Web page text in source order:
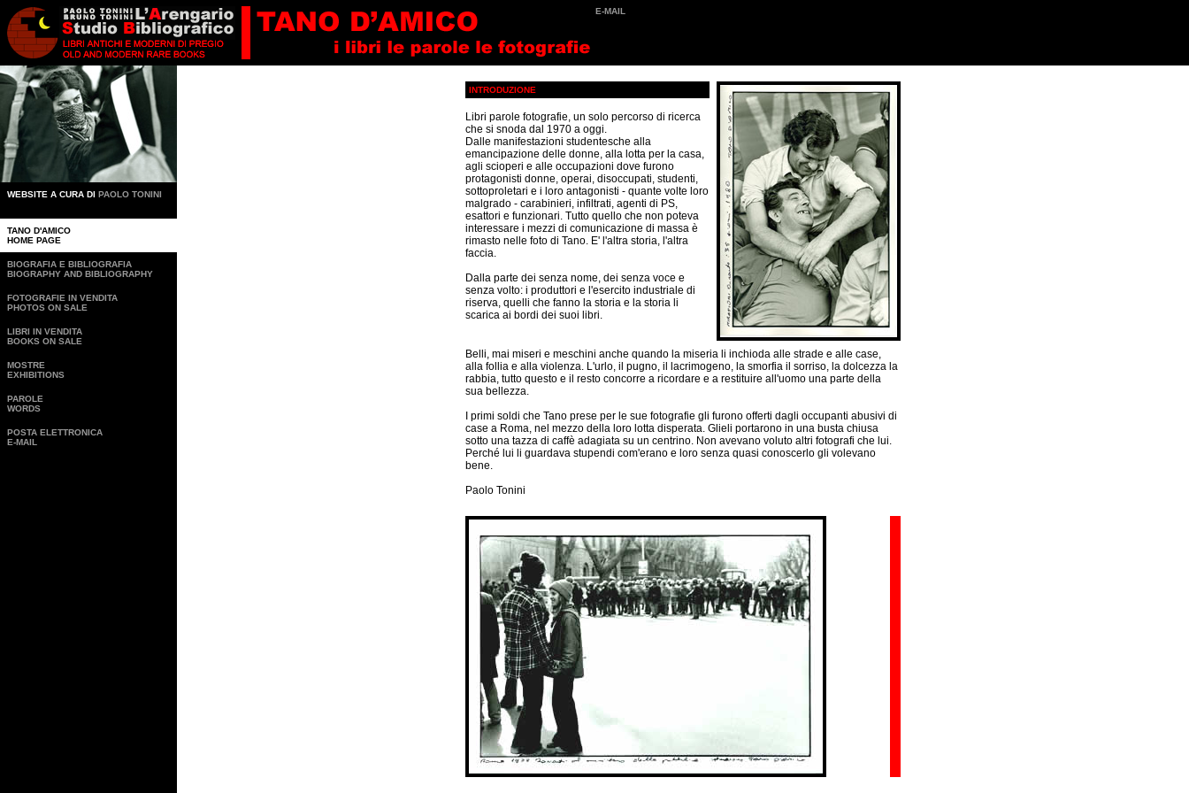
E-MAIL
WEBSITE A CURA DI PAOLO TONINI
TANO D'AMICO
HOME PAGE
BIOGRAFIA E BIBLIOGRAFIA
BIOGRAPHY AND BIBLIOGRAPHY
FOTOGRAFIE IN VENDITA
PHOTOS ON SALE
LIBRI IN VENDITA
BOOKS ON SALE
MOSTRE
EXHIBITIONS
PAROLE
WORDS
POSTA ELETTRONICA
E-MAIL
INTRODUZIONE
Libri parole fotografie, un solo percorso di ricerca
che si snoda dal 1970 a oggi.
Dalle manifestazioni studentesche alla
emancipazione delle donne, alla lotta per la casa,
agli scioperi e alle occupazioni dove furono
protagonisti donne, operai, disoccupati, studenti,
sottoproletari e i loro antagonisti - quante volte loro
malgrado - carabinieri, infiltrati, agenti di PS,
esattori e funzionari. Tutto quello che non poteva
interessare i mezzi di comunicazione di massa è
rimasto nelle foto di Tano. E' l'altra storia, l'altra
faccia.
Dalla parte dei senza nome, dei senza voce e
senza volto: i produttori e l'esercito industriale di
riserva, quelli che fanno la storia e la storia li
scarica ai bordi dei suoi libri.
Belli, mai miseri e meschini anche quando la miseria li inchioda alle strade e alle case,
alla follia e alla violenza. L'urlo, il pugno, il lacrimogeno, la smorfia il sorriso, la dolcezza la
rabbia, tutto questo e il resto concorre a ricordare e a restituire all'uomo una parte della
sua bellezza.
I primi soldi che Tano prese per le sue fotografie gli furono offerti dagli occupanti abusivi di
case a Roma, nel mezzo della loro lotta disperata. Glieli portarono in una busta chiusa
sotto una tazza di caffè adagiata su un centrino. Non avevano voluto altri fotografi che lui.
Perché lui li guardava stupendi com'erano e loro senza quasi conoscerlo gli volevano
bene.
Paolo Tonini